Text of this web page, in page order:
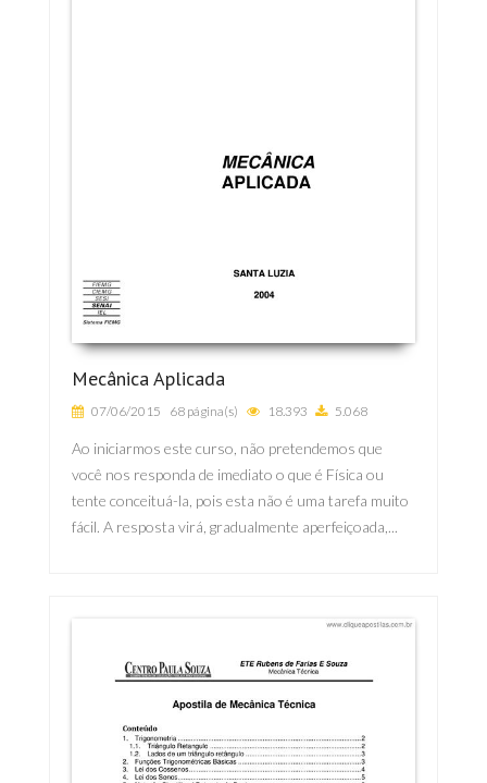
Mecânica Aplicada
07/06/2015 68 página(s) 18.393 5.068
Ao iniciarmos este curso, não pretendemos que
você nos responda de imediato o que é Física ou
tente conceituá-la, pois esta não é uma tarefa muito
fácil. A resposta virá, gradualmente aperfeiçoada,...